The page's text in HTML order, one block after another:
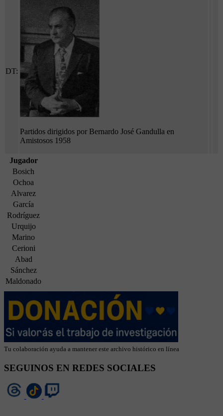
DT:
Partidos dirigidos por Bernardo José Gandulla en
Amistosos 1958
Jugador
Bosich
Ochoa
Alvarez
García
Rodríguez
Urquijo
Marino
Cerioni
Abad
Sánchez
Maldonado
Tu colaboración ayuda a mantener este archivo histórico en línea
SEGUINOS EN REDES SOCIALES